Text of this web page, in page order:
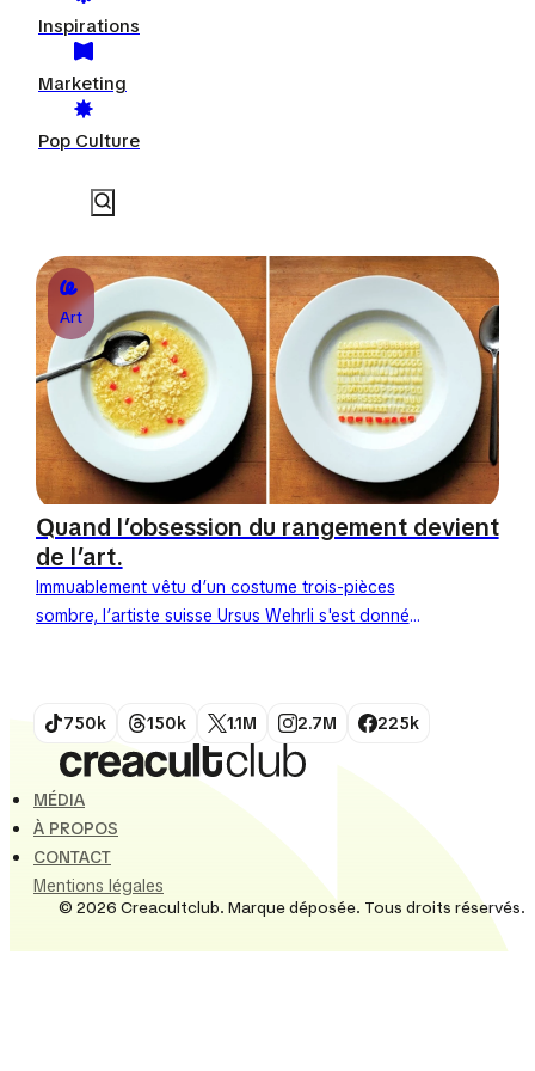
Inspirations
Marketing
Pop Culture
Art
Quand l’obsession du rangement devient
de l’art.
Immuablement vêtu d’un costume trois-pièces
sombre, l’artiste suisse Ursus Wehrli s'est donné
750k 150k 1.1M 2.7M 225k
MÉDIA
À PROPOS
CONTACT
Mentions légales
© 2026 Creacultclub. Marque déposée. Tous droits réservés.